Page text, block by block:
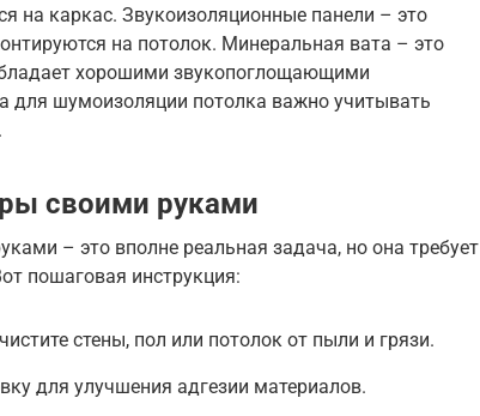
на каркас. Звукоизоляционные панели – это
на потолок. Минеральная вата – это
хорошими звукопоглощающими
для шумоизоляции потолка важно учитывать
своими руками
– это вполне реальная задача, но она требует
пошаговая инструкция:
стены, пол или потолок от пыли и грязи.
для улучшения адгезии материалов.